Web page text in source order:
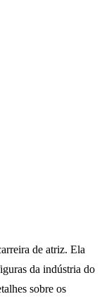
de atriz. Ela
da indústria do
sobre os